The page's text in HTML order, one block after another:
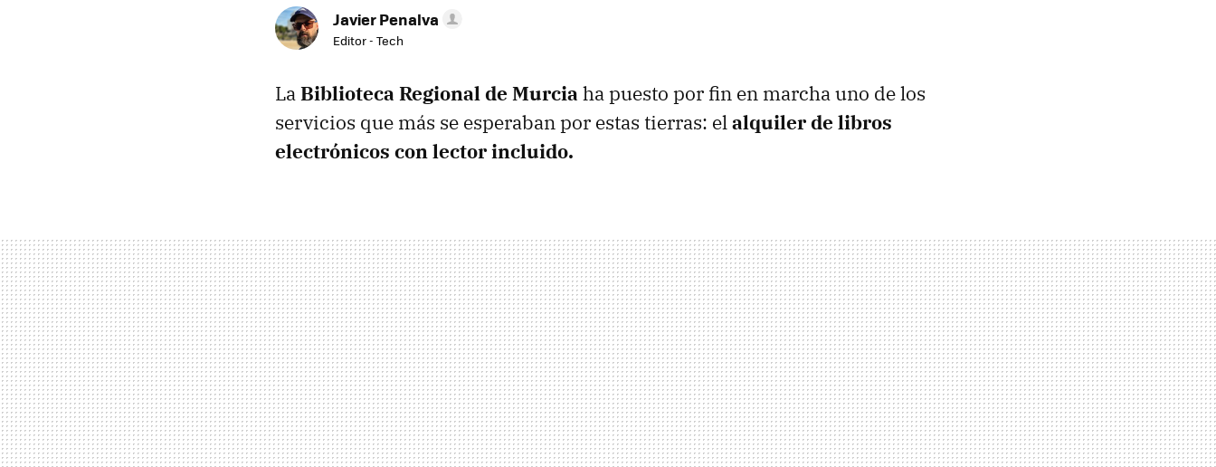
Javier Penalva
Editor - Tech
LaBiblioteca Regional de Murcia ha puesto por fin en marcha uno de los
servicios que más se esperaban por estas tierras: elalquiler de libros
electrónicos con lector incluido.